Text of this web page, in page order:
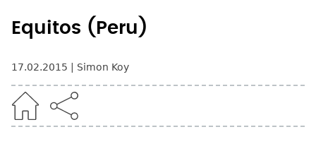
Equitos (Peru)
17.02.2015 Simon Koy